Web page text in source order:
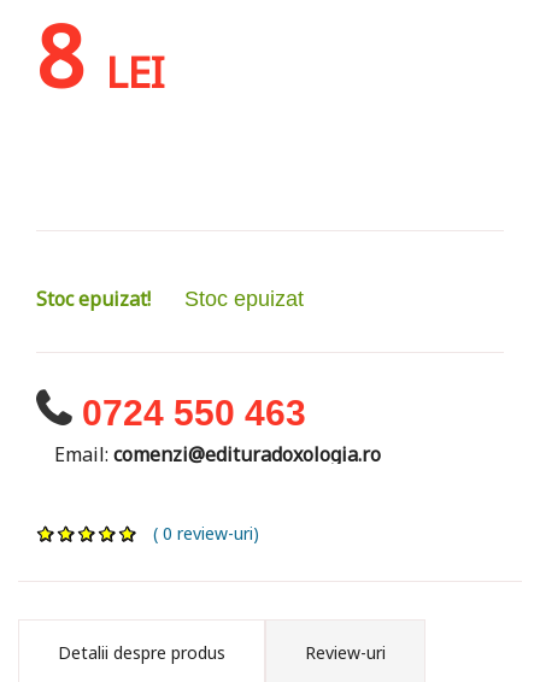
8 LEI
Stoc epuizat! Stoc epuizat
0724 550 463
Email: comenzi@edituradoxologia.ro
( 0 review-uri)
Detalii despre produs Review-uri